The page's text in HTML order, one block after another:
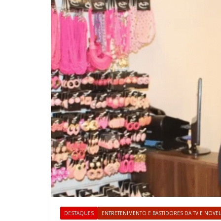
DESTAQUES ENTRETENIMENTO E BASTIDORES DA TV E